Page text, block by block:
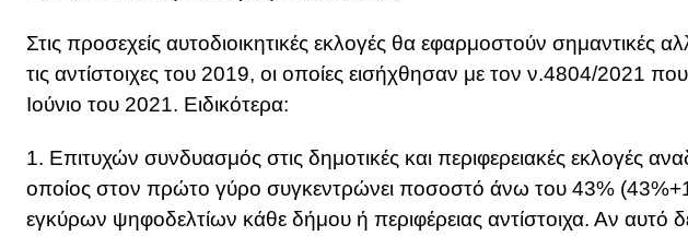
Στις προσεχείς αυτοδιοικητικές εκλογές θα εφαρμοστούν σημαντικές
τις αντίστοιχες του 2019, οι οποίες εισήχθησαν με τον ν.4804/2021
Ιούνιο του 2021. Ειδικότερα:
1. Επιτυχών συνδυασμός στις δημοτικές και περιφερειακές εκλογές
οποίος στον πρώτο γύρο συγκεντρώνει ποσοστό άνω του 43%
εγκύρων ψηφοδελτίων κάθε δήμου ή περιφέρειας αντίστοιχα. Αν αυτό